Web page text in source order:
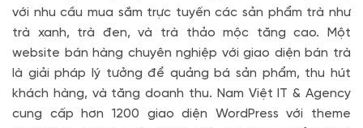
với nhu cầu mua sắm trực tuyến các sản phẩm trà như
trà xanh, trà đen, và trà thảo mộc tăng cao. Một
website bán hàng chuyên nghiệp với giao diện bán trà
là giải pháp lý tưởng để quảng bá sản phẩm, thu hút
khách hàng, và tăng doanh thu. Nam Việt IT & Agency
cung cấp hơn 1200 giao diện WordPress với theme